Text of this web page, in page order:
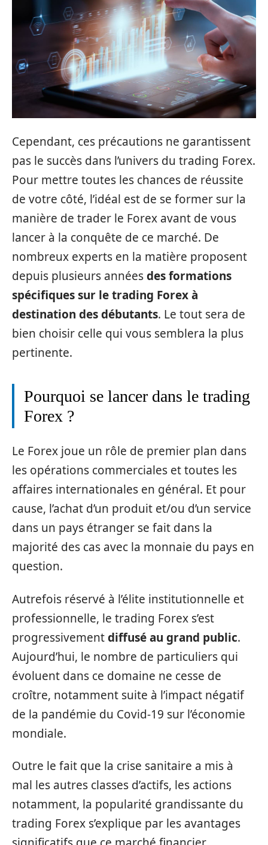
Cependant, ces précautions ne garantissent
pas le succès dans l’univers du trading Forex.
Pour mettre toutes les chances de réussite
de votre côté, l’idéal est de se former sur la
manière de trader le Forex avant de vous
lancer à la conquête de ce marché. De
nombreux experts en la matière proposent
depuis plusieurs annéesdes formations
spécifiques sur le trading Forex à
destination des débutants. Le tout sera de
bien choisir celle qui vous semblera la plus
pertinente.
Pourquoi se lancer dans le trading
Forex ?
Le Forex joue un rôle de premier plan dans
les opérations commerciales et toutes les
affaires internationales en général. Et pour
cause, l’achat d’un produit et/ou d’un service
dans un pays étranger se fait dans la
majorité des cas avec la monnaie du pays en
question.
Autrefois réservé à l’élite institutionnelle et
professionnelle, le trading Forex s’est
progressivementdiffusé au grand public.
Aujourd’hui, le nombre de particuliers qui
évoluent dans ce domaine ne cesse de
croître, notamment suite à l’impact négatif
de la pandémie du Covid-19 sur l’économie
mondiale.
Outre le fait que la crise sanitaire a mis à
mal les autres classes d’actifs, les actions
notamment, la popularité grandissante du
trading Forex s’explique par les avantages